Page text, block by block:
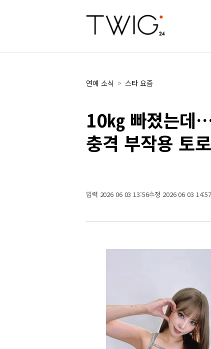
연예 소식 > 스타 요즘
10㎏ 빠졌는데
충격 부작용 토로
입력 2026 06 03 13:56수정 2026 06 03 14:57